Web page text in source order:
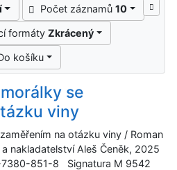
Počet záznamů 10
formáty Zkrácený
košíku
se
viny
na otázku viny / Roman
nakladatelství Aleš Čeněk, 2025
7380-851-8 Signatura M 9542